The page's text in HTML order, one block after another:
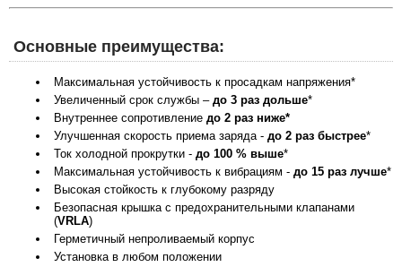
Основные преимущества:
Максимальная устойчивость к просадкам напряжения*
Увеличенный срок службы – до 3 раз дольше*
Внутреннее сопротивление до 2 раз ниже*
Улучшенная скорость приема заряда - до 2 раз быстрее*
Ток холодной прокрутки - до 100 % выше*
Максимальная устойчивость к вибрациям - до 15 раз лучше*
Высокая стойкость к глубокому разряду
Безопасная крышка с предохранительными клапанами
(VRLA)
Герметичный непроливаемый корпус
Установка в любом положении